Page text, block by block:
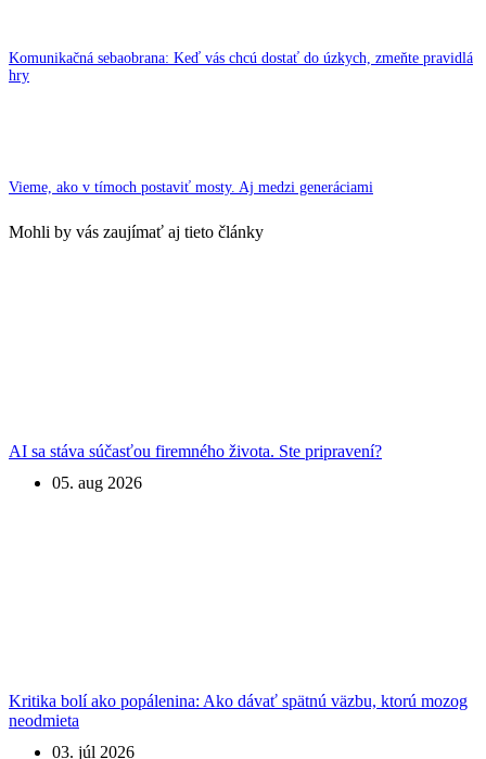
Komunikačná sebaobrana: Keď vás chcú dostať do úzkych, zmeňte pravidlá
hry
Vieme, ako v tímoch postaviť mosty. Aj medzi generáciami
Mohli by vás zaujímať aj tieto články
AI sa stáva súčasťou firemného života. Ste pripravení?
05. aug 2026
Kritika bolí ako popálenina: Ako dávať spätnú väzbu, ktorú mozog
neodmieta
03. júl 2026